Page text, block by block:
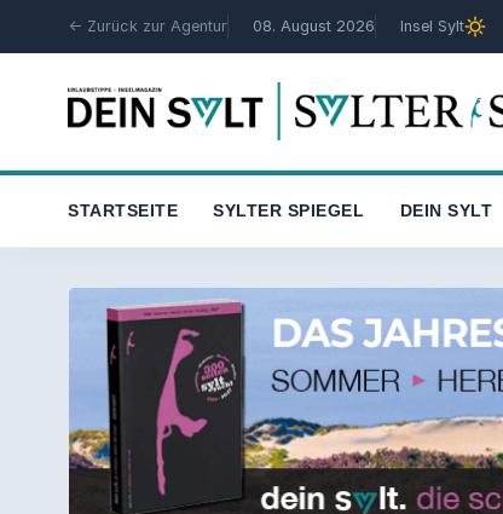
← Zurück zur Agentur 08. August 2026 Insel Syltsunny
STARTSEITE SYLTER SPIEGEL DEIN SYLT